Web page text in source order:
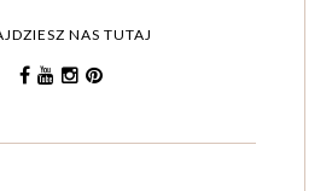
NAS TUTAJ